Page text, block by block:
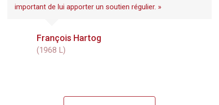
important de lui apporter un soutien régulier. »
François Hartog
(1968 L)